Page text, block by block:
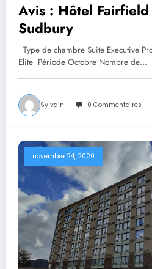
Avis : Hôtel
Sudbury
Type de chambre Suite Executive
Elite Période Octobre Nombre de…
Sylvain 0 Commentaires
novembre 24, 2020